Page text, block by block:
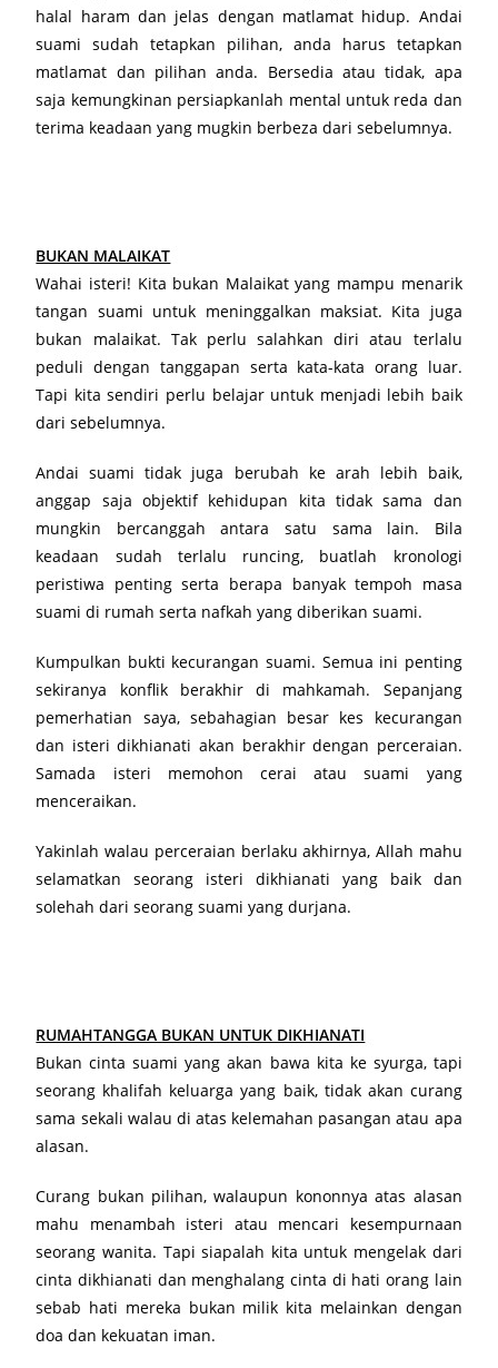
halal haram dan jelas dengan matlamat hidup. Andai
suami sudah tetapkan pilihan, anda harus tetapkan
matlamat dan pilihan anda. Bersedia atau tidak, apa
saja kemungkinan persiapkanlah mental untuk reda dan
terima keadaan yang mugkin berbeza dari sebelumnya.
BUKAN MALAIKAT
Wahai isteri! Kita bukan Malaikat yang mampu menarik
tangan suami untuk meninggalkan maksiat. Kita juga
bukan malaikat. Tak perlu salahkan diri atau terlalu
peduli dengan tanggapan serta kata-kata orang luar.
Tapi kita sendiri perlu belajar untuk menjadi lebih baik
dari sebelumnya.
Andai suami tidak juga berubah ke arah lebih baik,
anggap saja objektif kehidupan kita tidak sama dan
mungkin bercanggah antara satu sama lain. Bila
keadaan sudah terlalu runcing, buatlah kronologi
peristiwa penting serta berapa banyak tempoh masa
suami di rumah serta nafkah yang diberikan suami.
Kumpulkan bukti kecurangan suami. Semua ini penting
sekiranya konflik berakhir di mahkamah. Sepanjang
pemerhatian saya, sebahagian besar kes kecurangan
dan isteri dikhianati akan berakhir dengan perceraian.
Samada isteri memohon cerai atau suami yang
menceraikan.
Yakinlah walau perceraian berlaku akhirnya, Allah mahu
selamatkan seorang isteri dikhianati yang baik dan
solehah dari seorang suami yang durjana.
RUMAHTANGGA BUKAN UNTUK DIKHIANATI
Bukan cinta suami yang akan bawa kita ke syurga, tapi
seorang khalifah keluarga yang baik, tidak akan curang
sama sekali walau di atas kelemahan pasangan atau apa
alasan.
Curang bukan pilihan, walaupun kononnya atas alasan
mahu menambah isteri atau mencari kesempurnaan
seorang wanita. Tapi siapalah kita untuk mengelak dari
cinta dikhianati dan menghalang cinta di hati orang lain
sebab hati mereka bukan milik kita melainkan dengan
doa dan kekuatan iman.